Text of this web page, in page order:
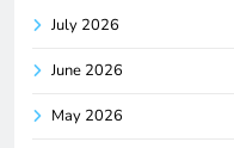
July 2026
June 2026
May 2026